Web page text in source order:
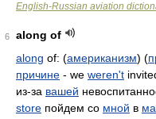
English-Russian aviation
6
along of
along of: (американизм) (
причине - we weren't
из-за вашей
store пойдем со мной в